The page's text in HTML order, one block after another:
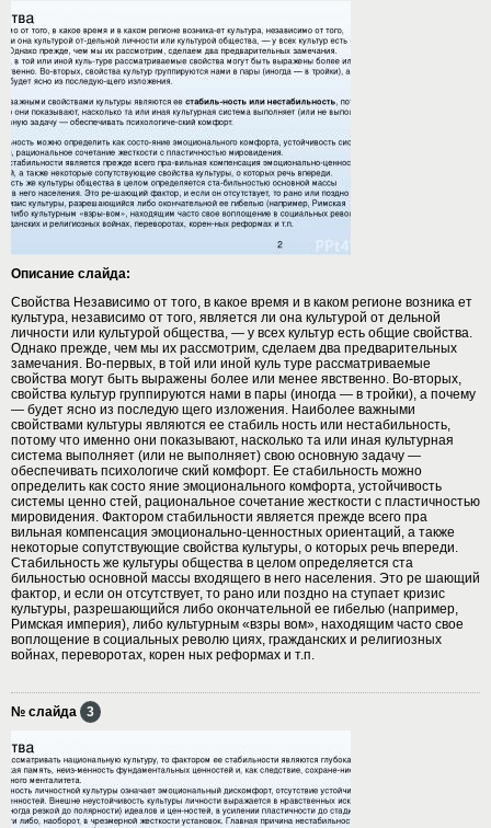
Описание слайда:
Свойства Независимо от того, в какое время и в каком регионе возника ет
культура, независимо от того, является ли она культурой от дельной
личности или культурой общества, — у всех культур есть общие свойства.
Однако прежде, чем мы их рассмотрим, сделаем два предварительных
замечания. Во-первых, в той или иной куль туре рассматриваемые
свойства могут быть выражены более или менее явственно. Во-вторых,
свойства культур группируются нами в пары (иногда — в тройки), а почему
— будет ясно из последую щего изложения. Наиболее важными
свойствами культуры являются ее стабиль ность или нестабильность,
потому что именно они показывают, насколько та или иная культурная
система выполняет (или не выполняет) свою основную задачу —
обеспечивать психологиче ский комфорт. Ее стабильность можно
определить как состо яние эмоционального комфорта, устойчивость
системы ценно стей, рациональное сочетание жесткости с пластичностью
мировидения. Фактором стабильности является прежде всего пра
вильная компенсация эмоционально-ценностных ориентаций, а также
некоторые сопутствующие свойства культуры, о которых речь впереди.
Стабильность же культуры общества в целом определяется ста
бильностью основной массы входящего в него населения. Это ре шающий
фактор, и если он отсутствует, то рано или поздно на ступает кризис
культуры, разрешающийся либо окончательной ее гибелью (например,
Римская империя), либо культурным «взры вом», находящим часто свое
воплощение в социальных револю циях, гражданских и религиозных
войнах, переворотах, корен ных реформах и т.п.
№ слайда 3